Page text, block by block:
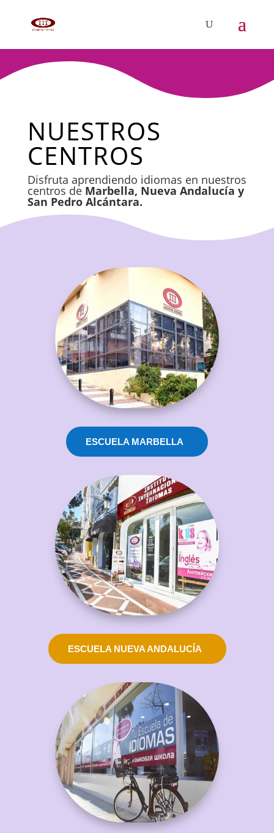
NUESTROS
CENTROS
Disfruta aprendiendo idiomas en nuestros
centros de Marbella, Nueva Andalucía y
San Pedro Alcántara.
ESCUELA MARBELLA
ESCUELA NUEVA ANDALUCÍA